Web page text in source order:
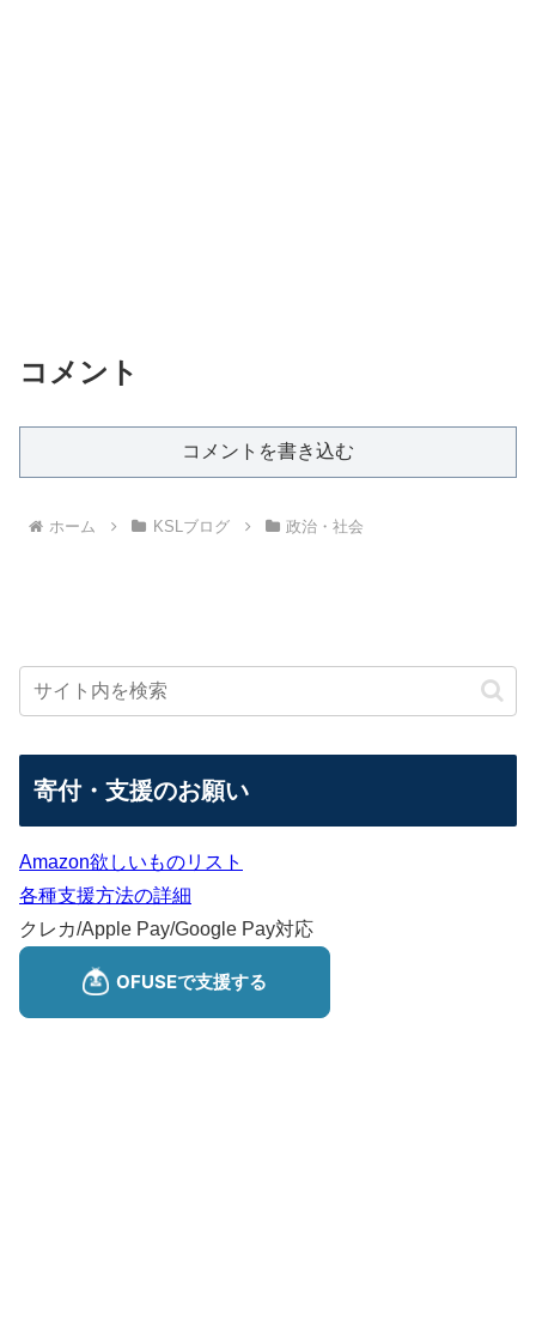
コメント
コメントを書き込む
ホーム KSLブログ 政治・社会
寄付・支援のお願い
Amazon欲しいものリスト
各種支援方法の詳細
クレカ/Apple Pay/Google Pay対応